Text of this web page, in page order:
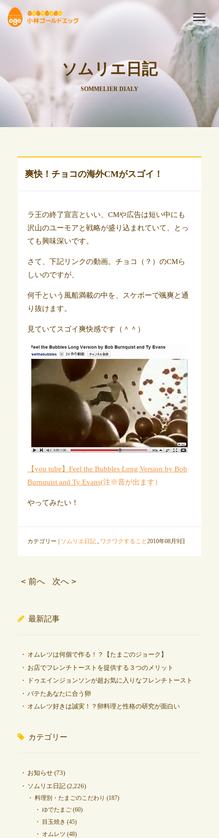
ソムリエ日記
SOMMELIER DIALY
爽快！チョコの海外CMがスゴイ！
ラ王の終了宣言といい、CMや広告は短い中にも
沢山のユーモアと戦略が盛り込まれていて、とっ
ても興味深いです。
さて、下記リンクの動画。チョコ（？）のCMら
しいのですが、
何千という風船満載の中を、スケボーで颯爽と通
り抜けます。
見ていてスゴイ爽快感です（＾＾）
【you tube】 Feel the Bubbles Long Version by Bob
Burnquist and Ty Evans(注※音が出ます）
やってみたい！
カテゴリー | ソムリエ日記, ワクワクすること 2010年08月9日
< 前へ 次へ >
最新記事
オムレツは何個で作る！？【たまごのジョーク】
お店でフレンチトーストを提供する３つのメリット
ドゥエインジョンソンが超お気に入りなフレンチトースト
バテたあなたに合う卵
オムレツ好きは誠実！？卵料理と性格の研究が面白い
カテゴリー
お知らせ(73)
ソムリエ日記(2,226)
料理別・たまごのこだわり (187)
ゆでたまご(60)
目玉焼き (45)
オムレツ (48)